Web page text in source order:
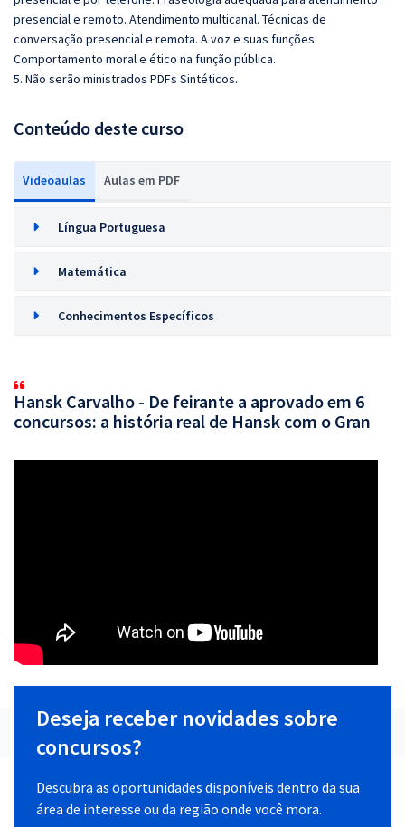
presencial e remoto. Atendimento multicanal. Técnicas de
conversação presencial e remota. A voz e suas funções.
Comportamento moral e ético na função pública.
5. Não serão ministrados PDFs Sintéticos.
Conteúdo deste curso
Videoaulas Aulas em PDF
Língua Portuguesa
Matemática
Conhecimentos Específicos
Hansk Carvalho - De feirante a aprovado em 6
concursos: a história real de Hansk com o Gran
Deseja receber novidades sobre
concursos?
Descubra as oportunidades disponíveis dentro da sua
área de interesse ou da região onde você mora.